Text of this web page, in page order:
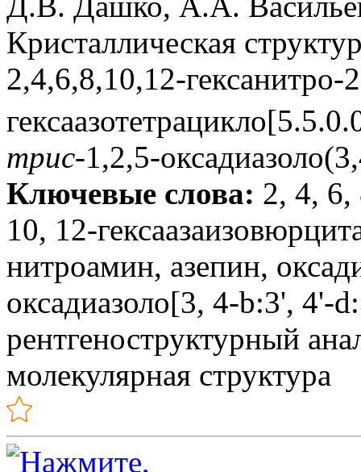
Кристаллическая
2,4,6,8,10,12-гексанитро-
трис-1,2,5-
Ключевые слова: 2, 4, 6,
10, 12-
нитроамин, азепин,
оксадиазоло[3, 4-b:3', 4'-
рентгеноструктурный
молекулярная структура